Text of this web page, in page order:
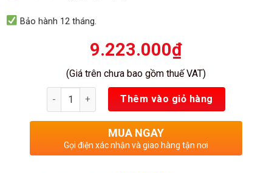
Bảo hành 12 tháng.
9.223.000₫
(Giá trên chưa bao gồm thuế VAT)
Số lượng Thêm vào giỏ hàng
MUA NGAY
Gọi điện xác nhận và giao hàng tận nơi